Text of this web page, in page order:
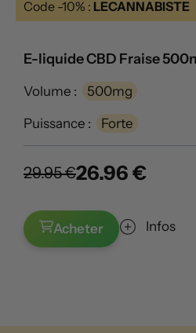
Code -10% : LECANNABISTE
E-liquide CBD Fraise
Volume : 500mg
Puissance : Forte
29.95 €26.96 €
Acheter Infos